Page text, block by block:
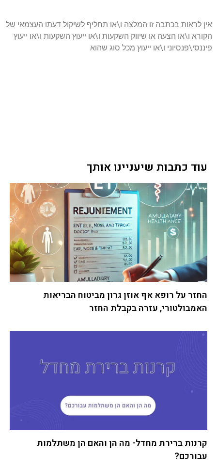
אין לראות בכתבה זו המלצה ו\או תחליף לשיקול דעתו העצמאי של
הקורא ו\או הצעה או שיווק השקעות ו\או ייעוץ השקעות ו\או ייעוץ
פיננסי\פנסיוני ו\או ייעוץ מכל סוג שהוא
עוד כתבות שיעניינו אותך
החזר על רופא אף אוזן גרון מביטוח הבריאות
האמבולטורי, עזרה בקבלת החזר
קרנות ברירת מחדל- מה הן והאם הן משתלמות
עבורכם?